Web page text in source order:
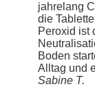
jahrelang
die
Peroxid ist
Boden
Alltag und
Sabine T.